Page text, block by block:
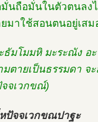
นถือมั่นในตัวตนลง
มาใช้สอนตนอยู่เสม
ธัมโมมหิ มะระณัง อะ
มตายเป็นธรรมดา จ
จเวกขณ์)
ปัจจเวกขณปาฐะ